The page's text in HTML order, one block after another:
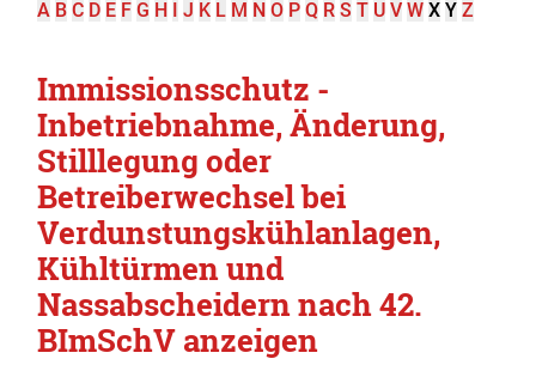
A B C D E F G H I J K L M N O P Q R S T U V W X Y Z
Immissionsschutz -
Inbetriebnahme, Änderung,
Stilllegung oder
Betreiberwechsel bei
Verdunstungskühlanlagen,
Kühltürmen und
Nassabscheidern nach 42.
BImSchV anzeigen